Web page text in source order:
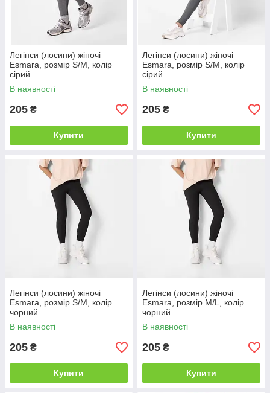
Легінси (лосини) жіночі
Esmara, розмір S/M, колір
сірий
В наявності
205 ₴
Купити
Легінси (лосини) жіночі
Esmara, розмір S/M, колір
сірий
В наявності
205 ₴
Купити
Легінси (лосини) жіночі
Esmara, розмір S/M, колір
чорний
В наявності
205 ₴
Купити
Легінси (лосини) жіночі
Esmara, розмір M/L, колір
чорний
В наявності
205 ₴
Купити